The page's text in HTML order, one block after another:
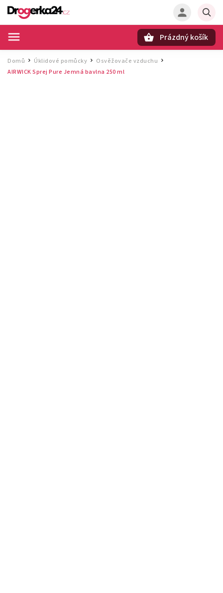
Prázdný košík
Domů / Úklidové pomůcky / Osvěžovače vzduchu /
AIRWICK Sprej Pure Jemná bavlna 250 ml